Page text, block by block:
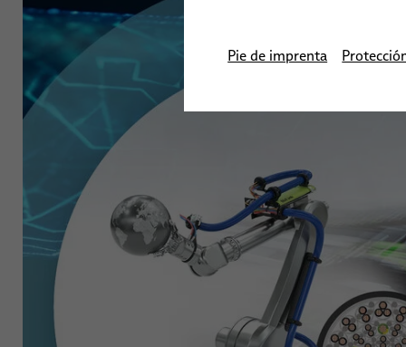
Mangueras y tubos robóticos industriales para
Formación en sistemas de automatización
Soluciones de sensores para aplicaciones robóticas
Robótica servicios
Robots listos para la integración & puesta en marcha
Servicios de sistemas de gestión de cables robóticos
Programación de robots, PLC y offline
Pie de imprenta